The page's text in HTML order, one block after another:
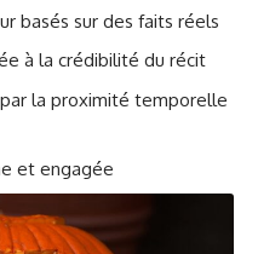
basés sur des faits réels
à la crédibilité du récit
la proximité temporelle
et engagée